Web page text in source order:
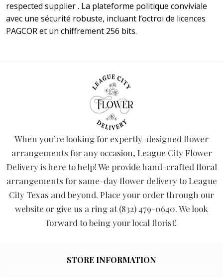
respected supplier . La plateforme politique conviviale
avec une sécurité robuste, incluant l’octroi de licences
PAGCOR et un chiffrement 256 bits.
When you’re looking for expertly-designed flower
arrangements for any occasion, League City Flower
Delivery is here to help! We provide hand-crafted floral
arrangements for same-day flower delivery to League
City Texas and beyond. Place your order through our
website or give us a ring at (832) 479-0640. We look
forward to being your local florist!
STORE INFORMATION